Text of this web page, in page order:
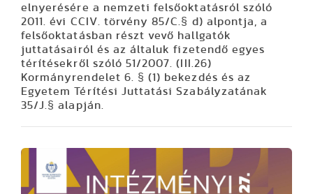
elnyerésére a nemzeti felsőoktatásról szóló
2011. évi CCIV. törvény 85/C.§ d) alpontja, a
felsőoktatásban részt vevő hallgatók
juttatásairól és az általuk fizetendő egyes
térítésekről szóló 51/2007. (III.26)
Kormányrendelet 6. § (1) bekezdés és az
Egyetem Térítési Juttatási Szabályzatának
35/J.§ alapján.